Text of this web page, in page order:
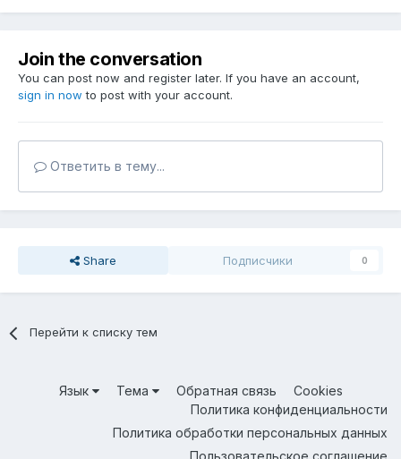
Join the conversation
You can post now and register later. If you have an account,
sign in now to post with your account.
Ответить в тему...
Share Подписчики 0
Перейти к списку тем
Язык Тема Обратная связь
Cookies
Политика конфиденциальности
Политика обработки персональных данных